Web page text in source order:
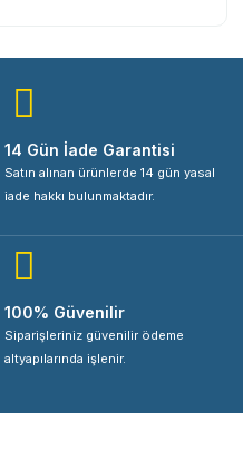
14 Gün İade Garantisi
Satın alınan ürünlerde 14 gün yasal
iade hakkı bulunmaktadır.
100% Güvenilir
Siparişleriniz güvenilir ödeme
altyapılarında işlenir.